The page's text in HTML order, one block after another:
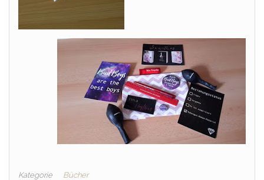
Kategorie Bücher